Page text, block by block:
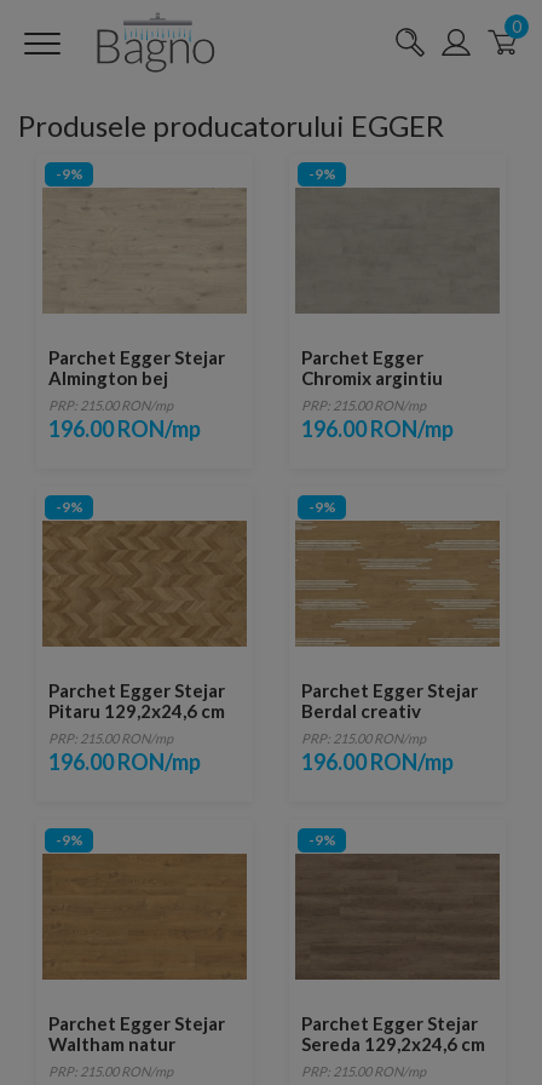
0
Produsele producatorului EGGER
-9%
Parchet Egger Stejar
Almington bej
129,2x19,3 cm
PRP: 215.00 RON/mp
196.00 RON/mp
-9%
Parchet Egger
Chromix argintiu
129,2x24,6 cm
PRP: 215.00 RON/mp
196.00 RON/mp
-9%
Parchet Egger Stejar
Pitaru 129,2x24,6 cm
PRP: 215.00 RON/mp
196.00 RON/mp
-9%
Parchet Egger Stejar
Berdal creativ
129,2x19,3 cm
PRP: 215.00 RON/mp
196.00 RON/mp
-9%
Parchet Egger Stejar
Waltham natur
129,2x24,6 cm
PRP: 215.00 RON/mp
-9%
Parchet Egger Stejar
Sereda 129,2x24,6 cm
PRP: 215.00 RON/mp